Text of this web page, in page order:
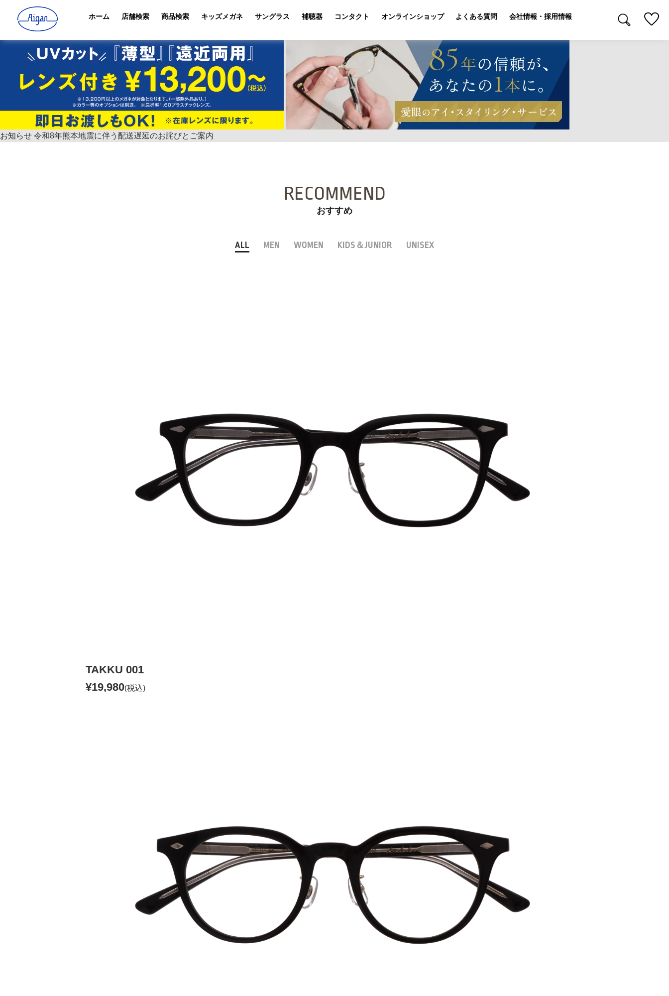
ホーム 店舗検索 商品検索 キッズメガネ サングラス 補聴器 コンタクト オンラインショップ よくある質問 会社情報・採用情報
お知らせ 令和8年熊本地震に伴う配送遅延のお詫びとご案内
RECOMMEND
おすすめ
ALL MEN WOMEN KIDS＆JUNIOR UNISEX
TAKKU 001
¥19,980(税込)